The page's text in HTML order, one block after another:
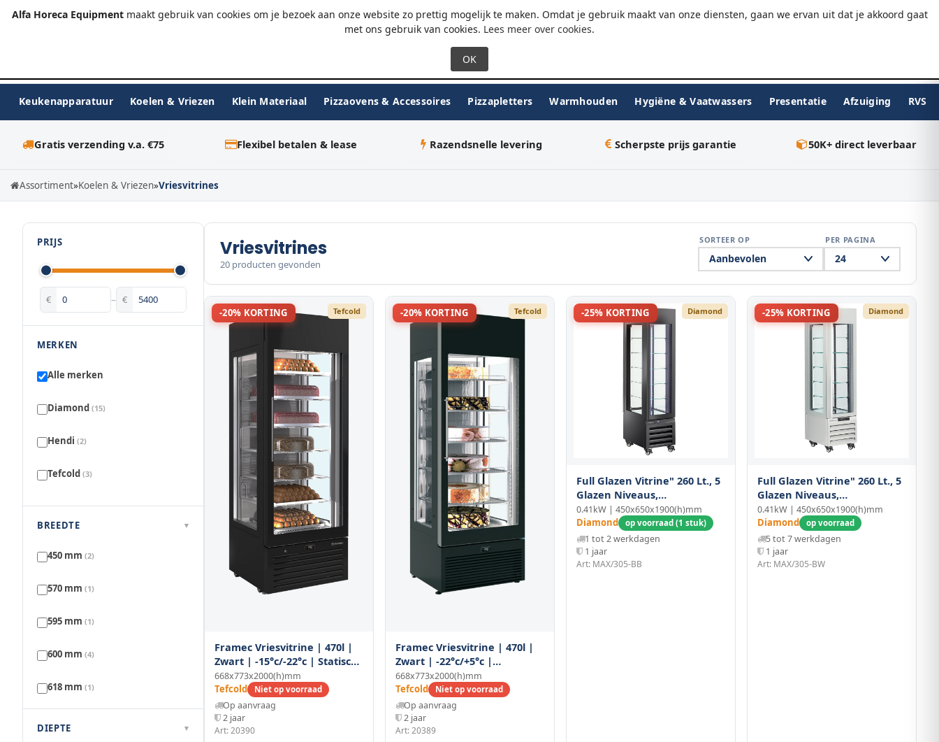
Alfa Horeca Equipmentmaakt gebruik van cookies om je bezoek aan onze website zo prettig mogelijk te maken. Omdat je gebruik maakt van onze diensten, gaan we ervan uit dat je akkoord gaat
met ons gebruik van cookies. Lees meer over cookies.
+31 (0)23-576 9984 info@alfahoreca.nl Ma-Vr 09:00 - 18:00 WhatsApp ★★★★★9.7/10WebwinkelKeur Gratis verzending v.a. €75
Keukenapparatuur Koelen & Vriezen Klein Materiaal Pizzaovens & Accessoires Pizzapletters Warmhouden Hygiëne & Vaatwassers Presentatie Afzuiging RVS
Gratis verzending v.a. €75 Flexibel betalen & lease Razendsnelle levering Scherpste prijs garantie 50K+ direct leverbaar
Assortiment»Koelen & Vriezen»Vriesvitrines
PRIJS
€ – €
MERKEN
Alle merken
Diamond (15)
Hendi (2)
Tefcold (3)
BREEDTE ▾
450 mm (2)
570 mm (1)
595 mm (1)
600 mm (4)
618 mm (1)
DIEPTE ▾
Vriesvitrines
20 producten gevonden
SORTEER OP PER PAGINA
-20% KORTING Tefcold
Framec Vriesvitrine | 470l |
Zwart | -15°c/-22°c | Statisch
| 6 Schappen |
668x773x2000(h)mm
668x773x2000(h)mm
Tefcold Niet op voorraad
Op aanvraag
2 jaar
Art: 20390
-20% KORTING Tefcold
Framec Vriesvitrine | 470l |
Zwart | -22°c/+5°c |
Geventileerd | 6 Schappen |
668x773x2000(h)mm
668x773x2000(h)mm
Tefcold Niet op voorraad
Op aanvraag
2 jaar
Art: 20389
-25% KORTING Diamond
Full Glazen Vitrine" 260 Lt., 5
Glazen Niveaus,
Geventileerd - Ice Cream &
Pastry - Zwart
0.41kW | 450x650x1900(h)mm
Diamond op voorraad (1 stuk)
1 tot 2 werkdagen
1 jaar
Art: MAX/305-BB
-25% KORTING Diamond
Full Glazen Vitrine" 260 Lt., 5
Glazen Niveaus,
Geventileerd -ice Cream &
Pastry - Wit
0.41kW | 450x650x1900(h)mm
Diamond op voorraad
5 tot 7 werkdagen
1 jaar
Art: MAX/305-BW